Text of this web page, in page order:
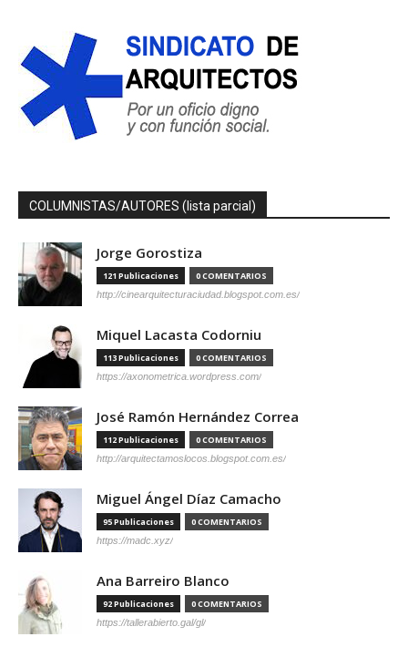
COLUMNISTAS/AUTORES (lista parcial)
Jorge Gorostiza
121 Publicaciones 0 COMENTARIOS
http://cinearquitecturaciudad.blogspot.com.es/
Miquel Lacasta Codorniu
113 Publicaciones 0 COMENTARIOS
https://axonometrica.wordpress.com/
José Ramón Hernández Correa
112 Publicaciones 0 COMENTARIOS
http://arquitectamoslocos.blogspot.com.es/
Miguel Ángel Díaz Camacho
95 Publicaciones 0 COMENTARIOS
https://madc.xyz/
Ana Barreiro Blanco
92 Publicaciones 0 COMENTARIOS
https://tallerabierto.gal/gl/